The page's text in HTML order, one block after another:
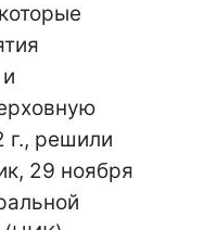
г., решили
29 ноября